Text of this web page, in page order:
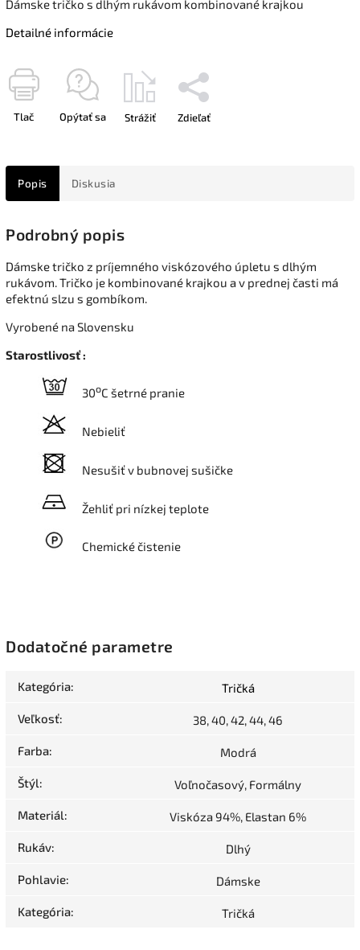
Dámske tričko s dlhým rukávom kombinované krajkou
Detailné informácie
Tlač Opýtať sa Strážiť Zdieľať
Popis Diskusia
Podrobný popis
Dámske tričko z príjemného viskózového úpletu s dlhým
rukávom. Tričko je kombinované krajkou a v prednej časti má
efektnú slzu s gombíkom.
Vyrobené na Slovensku
Starostlivosť :
30oC šetrné pranie
Nebieliť
Nesušiť v bubnovej sušičke
Žehliť pri nízkej teplote
Chemické čistenie
Dodatočné parametre
Kategória: Tričká
Veľkosť: 38, 40, 42, 44, 46
Farba: Modrá
Štýl: Voľnočasový, Formálny
Materiál: Viskóza 94%, Elastan 6%
Rukáv: Dlhý
Pohlavie: Dámske
Kategória: Tričká